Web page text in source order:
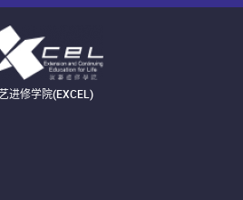
进修学院(EXCEL)